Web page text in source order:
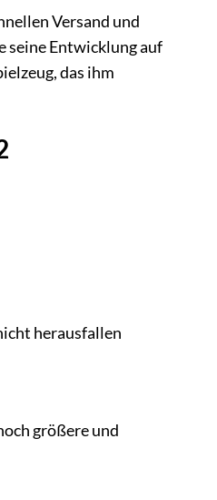
Versand und
seine Entwicklung auf
das ihm
herausfallen
größere und